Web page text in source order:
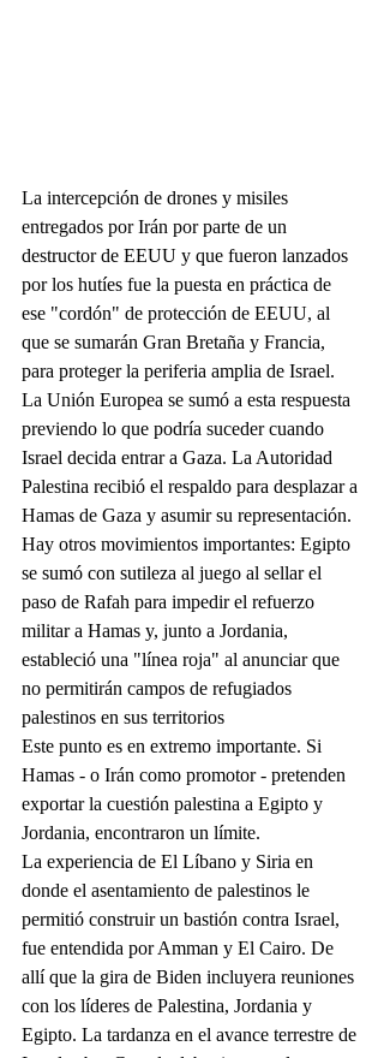
La intercepción de drones y misiles
entregados por Irán por parte de un
destructor de EEUU y que fueron lanzados
por los hutíes fue la puesta en práctica de
ese "cordón" de protección de EEUU, al
que se sumarán Gran Bretaña y Francia,
para proteger la periferia amplia de Israel.
La Unión Europea se sumó a esta respuesta
previendo lo que podría suceder cuando
Israel decida entrar a Gaza. La Autoridad
Palestina recibió el respaldo para desplazar a
Hamas de Gaza y asumir su representación.
Hay otros movimientos importantes: Egipto
se sumó con sutileza al juego al sellar el
paso de Rafah para impedir el refuerzo
militar a Hamas y, junto a Jordania,
estableció una "línea roja" al anunciar que
no permitirán campos de refugiados
palestinos en sus territorios
Este punto es en extremo importante. Si
Hamas - o Irán como promotor - pretenden
exportar la cuestión palestina a Egipto y
Jordania, encontraron un límite.
La experiencia de El Líbano y Siria en
donde el asentamiento de palestinos le
permitió construir un bastión contra Israel,
fue entendida por Amman y El Cairo. De
allí que la gira de Biden incluyera reuniones
con los líderes de Palestina, Jordania y
Egipto. La tardanza en el avance terrestre de